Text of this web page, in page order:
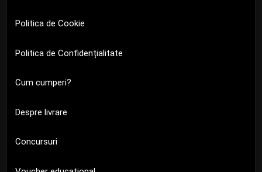
Politica de Cookie
Politica de Confidențialitate
Cum cumperi?
Despre livrare
Concursuri